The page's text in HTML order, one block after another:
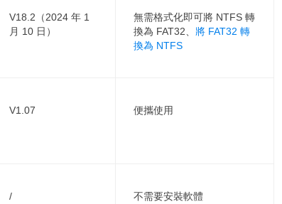
V18.2（2024 年 1
月 10 日）
無需格式化即可將 NTFS 轉
換為 FAT32、 將 FAT32 轉
換為 NTFS
V1.07 便攜使用
/ 不需要安裝軟體